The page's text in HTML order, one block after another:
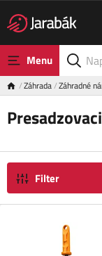
Menu
Záhrada Záhradné
Filter